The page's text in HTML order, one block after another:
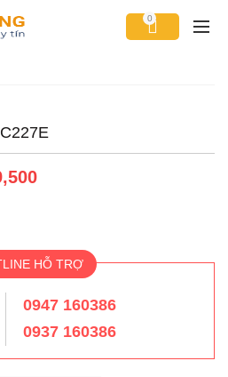
0
HỖ TRỢ
0947 160386
0937 160386